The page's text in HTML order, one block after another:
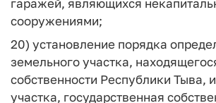
гаражей, являющихся
сооружениями;
20) установление порядка
земельного участка,
собственности Республики Тыва,
участка, государственная